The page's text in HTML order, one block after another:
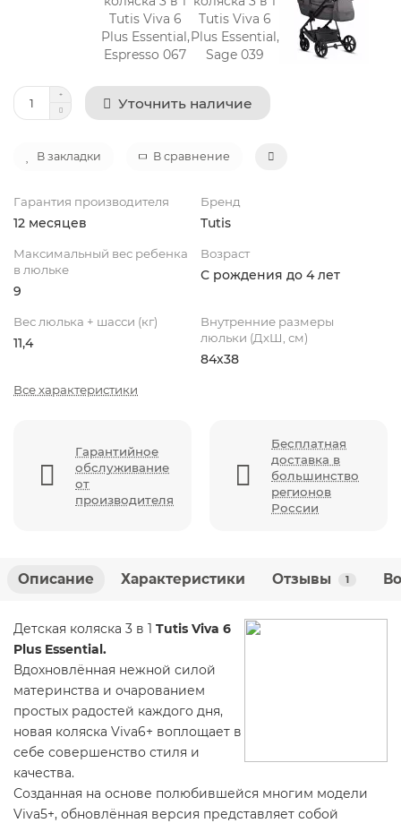
Уточнить наличие
В закладки В сравнение
Гарантия производителя
12 месяцев
Бренд
Tutis
Максимальный вес ребенка
в люльке
9
Возраст
С рождения до 4 лет
Вес люлька + шасси (кг)
11,4
Внутренние размеры
люльки (ДхШ, см)
84х38
Все характеристики
Гарантийное
обслуживание
от
производителя
Бесплатная
доставка в
большинство
регионов
России
Описание Характеристики Отзывы 1
Детская коляска 3 в 1 Tutis Viva 6
Plus Essential.
Вдохновлённая нежной силой
материнства и очарованием
простых радостей каждого дня,
новая коляска Viva6+ воплощает в
себе совершенство стиля и
качества.
Созданная на основе полюбившейся многим модели
Viva5+, обновлённая версия представляет собой